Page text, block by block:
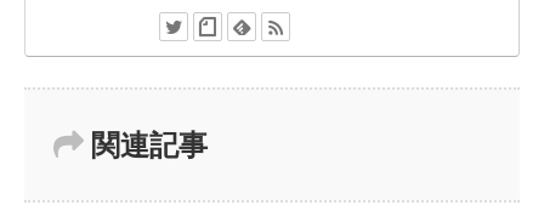
関連記事